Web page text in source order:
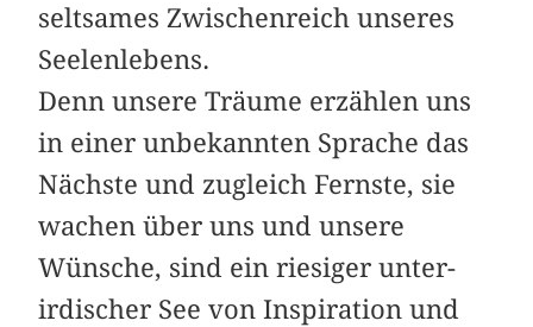
seltsames Zwischenreich unseres
Seelenlebens.
Denn unsere Träume erzählen uns
in einer unbekannten Sprache das
Nächste und zugleich Fernste, sie
wachen über uns und unsere
Wünsche, sind ein riesiger unter­
irdischer See von Inspiration und